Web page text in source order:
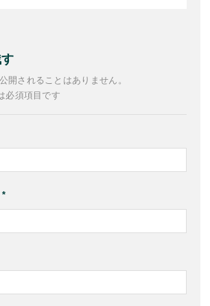
開されることはありません。
必須項目です